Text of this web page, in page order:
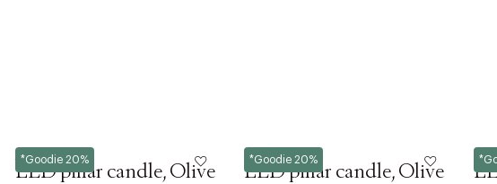
*Goodie 20%
Uyuni
LED pillar candle, Olive
*Goodie 20%
Uyuni
LED pillar candle, Olive